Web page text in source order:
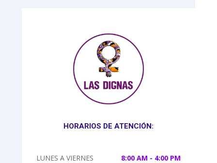
HORARIOS DE ATENCIÓN:
LUNES A VIERNES 8:00 AM - 4:00 PM